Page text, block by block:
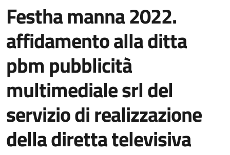
Festha manna 2022.
affidamento alla ditta
pbm pubblicità
multimediale srl del
servizio di realizzazione
della diretta televisiva